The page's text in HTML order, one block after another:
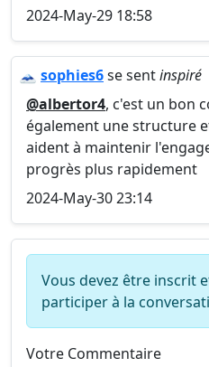
2024-May-29 18:58
🗻 sophies6se sentinspiré
@albertor4, c'est un bon
également une structure
aident à maintenir
progrès plus rapidement
2024-May-30 23:14
Vous devez être inscrit
participer à la
Votre Commentaire